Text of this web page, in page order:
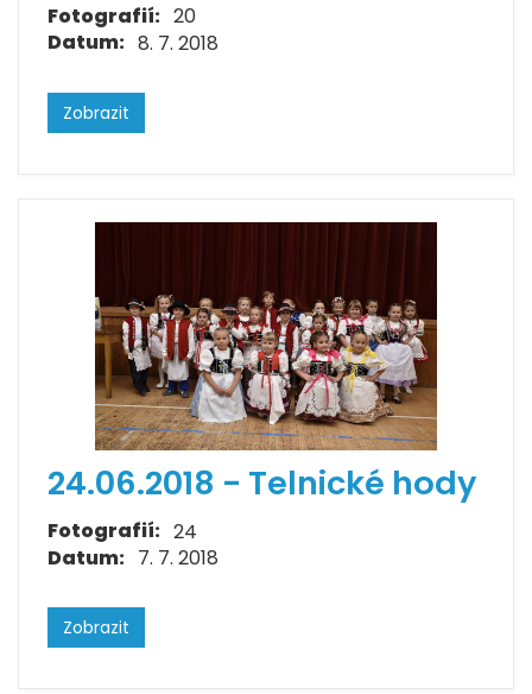
Fotografií: 20
Datum: 8. 7. 2018
Zobrazit
24.06.2018 - Telnické hody
Fotografií: 24
Datum: 7. 7. 2018
Zobrazit